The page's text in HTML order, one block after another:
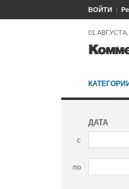
ВОЙТИ
01
ДАТА
с
по